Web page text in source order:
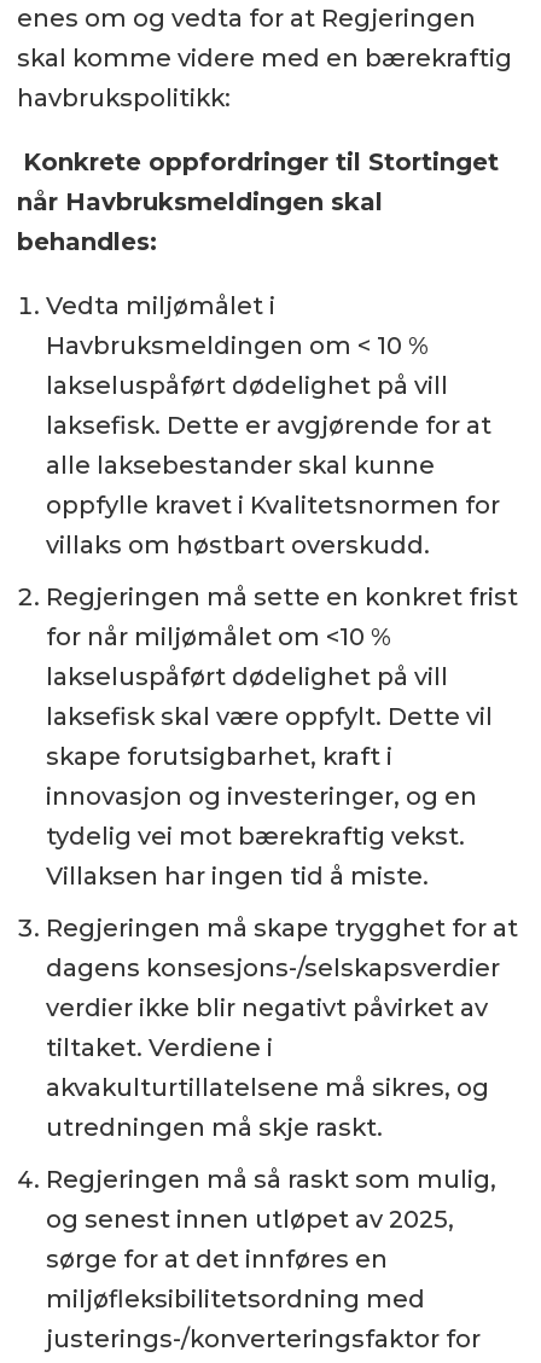
enes om og vedta for at Regjeringen
skal komme videre med en bærekraftig
havbrukspolitikk:
Konkrete oppfordringer til Stortinget
når Havbruksmeldingen skal
behandles:
Vedta miljømålet i
Havbruksmeldingen om < 10 %
lakseluspåført dødelighet på vill
laksefisk. Dette er avgjørende for at
alle laksebestander skal kunne
oppfylle kravet i Kvalitetsnormen for
villaks om høstbart overskudd.
Regjeringen må sette en konkret frist
for når miljømålet om <10 %
lakseluspåført dødelighet på vill
laksefisk skal være oppfylt. Dette vil
skape forutsigbarhet, kraft i
innovasjon og investeringer, og en
tydelig vei mot bærekraftig vekst.
Villaksen har ingen tid å miste.
Regjeringen må skape trygghet for at
dagens konsesjons-/selskapsverdier
verdier ikke blir negativt påvirket av
tiltaket. Verdiene i
akvakulturtillatelsene må sikres, og
utredningen må skje raskt.
Regjeringen må så raskt som mulig,
og senest innen utløpet av 2025,
sørge for at det innføres en
miljøfleksibilitetsordning med
justerings-/konverteringsfaktor for